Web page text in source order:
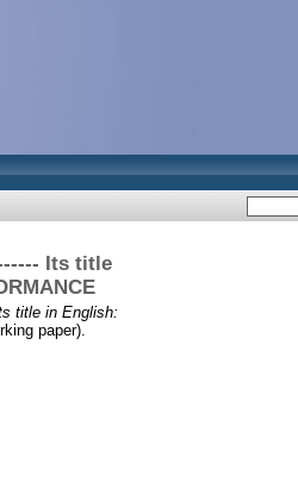
Its title
title in English:
paper).